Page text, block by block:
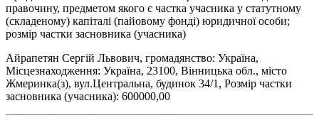
правочину, предметом якого є частка учасника у статутному
(складеному) капіталі (пайовому фонді) юридичної особи;
розмір частки засновника (учасника)
Айрапетян Сергій Львович, громадянство: Україна,
Місцезнаходження: Україна, 23100, Вінницька обл., місто
Жмеринка(з), вул.Центральна, будинок 34/1, Розмір частки
засновника (учасника): 600000,00